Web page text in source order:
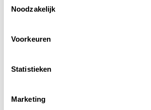
Noodzakelijk
Voorkeuren
Statistieken
Marketing
Portugal en het binnenland.
Andalusië, bij de
toeristen hun weg weten te